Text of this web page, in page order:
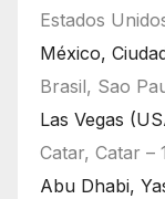
Estados
México,
Brasil, Sao
Las Vegas
Catar, Catar –
Abu Dhabi,